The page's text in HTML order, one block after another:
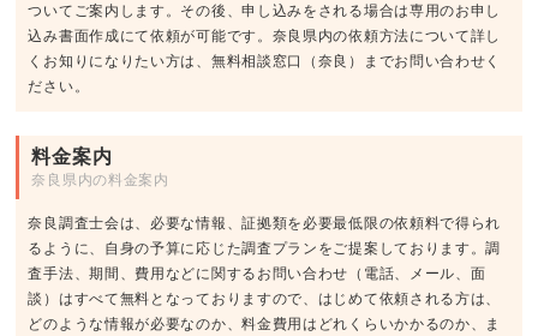
ついてご案内します。その後、申し込みをされる場合は専用のお申し
込み書面作成にて依頼が可能です。奈良県内の依頼方法について詳し
くお知りになりたい方は、無料相談窓口（奈良）までお問い合わせく
ださい。
料金案内
奈良県内の料金案内
奈良調査士会は、必要な情報、証拠類を必要最低限の依頼料で得られ
るように、自身の予算に応じた調査プランをご提案しております。調
査手法、期間、費用などに関するお問い合わせ（電話、メール、面
談）はすべて無料となっておりますので、はじめて依頼される方は、
どのような情報が必要なのか、料金費用はどれくらいかかるのか、ま